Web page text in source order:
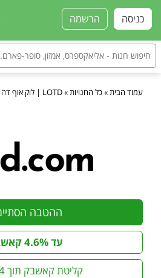
הרשמה כניסה
עמוד הבית »כל החנויות »LOTD | לוק אוף דה דיי
ההטבה
עד 4.6% קאשבק
קליטת קאשבק תוך 24 שעות